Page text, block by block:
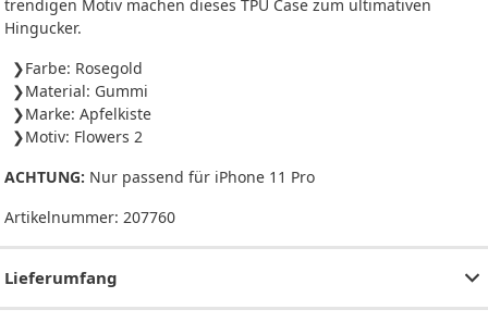
trendigen Motiv machen dieses TPU Case zum ultimativen
Hingucker.
Farbe: Rosegold
Material: Gummi
Marke: Apfelkiste
Motiv: Flowers 2
ACHTUNG: Nur passend für iPhone 11 Pro
Artikelnummer: 207760
Lieferumfang